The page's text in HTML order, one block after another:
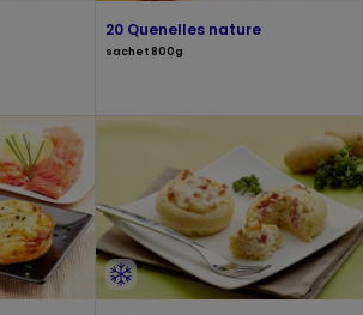
20 Quenelles nature
sachet 800g